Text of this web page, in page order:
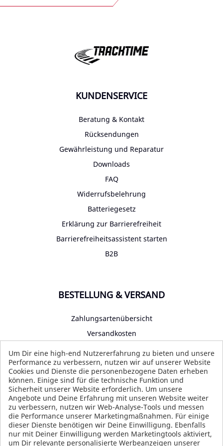
KUNDENSERVICE
Beratung & Kontakt
Rücksendungen
Gewährleistung und Reparatur
Downloads
FAQ
Widerrufsbelehrung
Batteriegesetz
Erklärung zur Barrierefreiheit
Barrierefreiheitsassistent starten
B2B
BESTELLUNG & VERSAND
Zahlungsartenübersicht
Versandkosten
Impressum
Datenschutz
AGB
SOCIAL MEDIA
Um Dir eine high-end Nutzererfahrung zu bieten und unsere
Performance zu verbessern, nutzen wir auf unserer Website
Cookies und Dienste die personenbezogene Daten erheben
können. Einige sind für die technische Funktion und
Sicherheit unserer Website erforderlich. Um unsere
Angebote und Deine Erfahrung mit unseren Website weiter
zu verbessern, nutzen wir Web-Analyse-Tools und messen
die Performance unserer Marketingmaßnahmen. Für einige
dieser Dienste benötigen wir Deine Einwilligung. Ebenfalls
nur mit Deiner Einwilligung werden Marketingtools aktiviert,
um Dir relevante personalisierte Werbeanzeigen unserer